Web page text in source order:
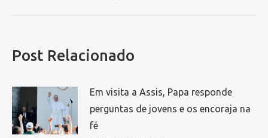
Post Relacionado
Em visita a Assis, Papa responde
perguntas de jovens e os encoraja na
fé